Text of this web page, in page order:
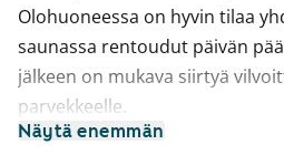
Olohuoneessa on hyvin tilaa
saunassa rentoudut päivän
jälkeen on mukava siirtyä
parvekkeelle.
Näytä enemmän